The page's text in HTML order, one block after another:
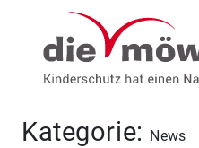
Weiter zum Inhalt
Kategorie: News